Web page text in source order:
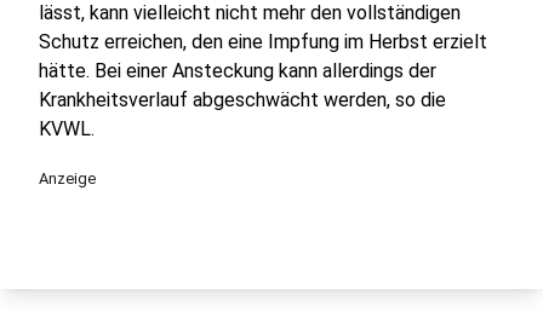
lässt, kann vielleicht nicht mehr den vollständigen
Schutz erreichen, den eine Impfung im Herbst erzielt
hätte. Bei einer Ansteckung kann allerdings der
Krankheitsverlauf abgeschwächt werden, so die
KVWL.
Anzeige